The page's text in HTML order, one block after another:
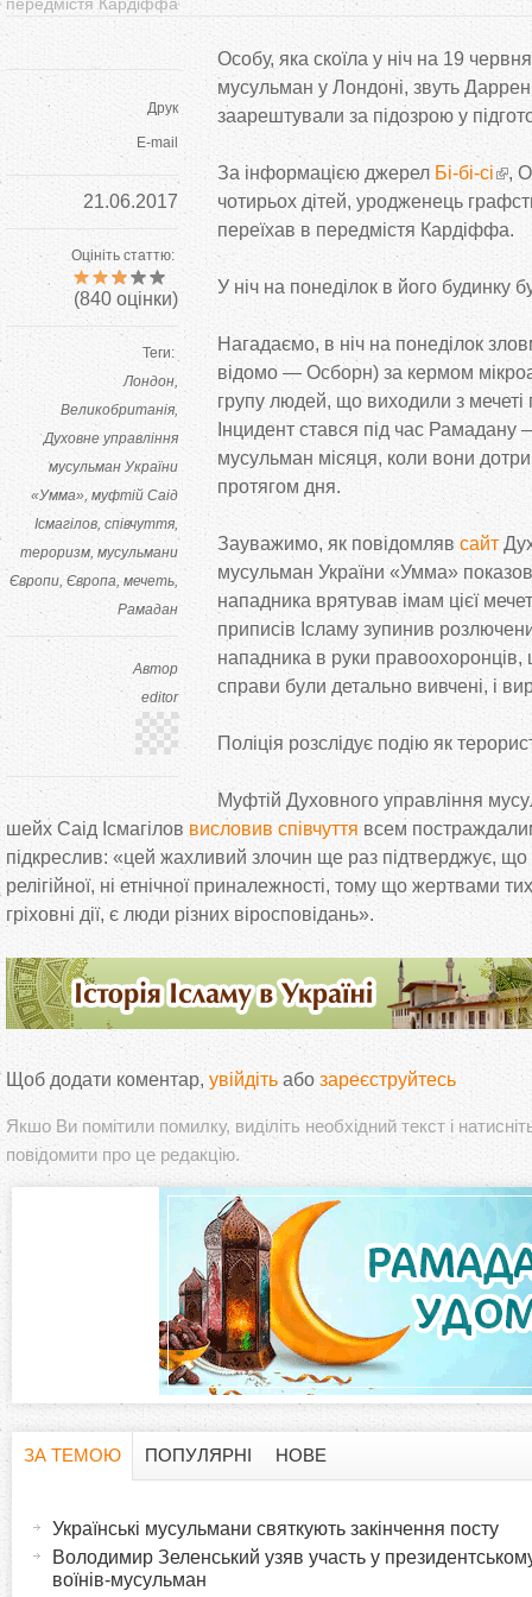
Друк
E-mail
21.06.2017
Оцініть статтю:
(840 оцінки)
Теги:
Лондон
Великобританія
Духовне управління
мусульман України
«Умма» муфтій Саід
Ісмагілов співчуття
тероризм мусульмани
Європи Європа мечеть
Рамадан
Автор
editor
Особу, яка скоїла у ніч на 19
мусульман у Лондоні, звуть
заарештували за підозрою у
За інформацією джерел Бі-бі-сі
,
чотирьох дітей, уродженець
переїхав в передмістя Кардіффа.
У ніч на понеділок в його будинку
Нагадаємо, в ніч на понеділок
відомо — Осборн) за кермом
групу людей, що виходили з мечеті
Інцидент стався під час
мусульман місяця, коли вони
протягом дня.
Зауважимо, як повідомляв сайт
мусульман України «Умма»
нападника врятував імам цієї
приписів Ісламу зупинив
нападника в руки правоохоронців,
справи були детально вивчені, і
Поліція розслідує подію як
Муфтій Духовного управління
шейх Саід Ісмагілов висловив співчуття всем
підкреслив: «цей жахливий злочин ще раз підтверджує,
релігійної, ні етнічної приналежності, тому що жертвами
гріховні дії, є люди різних віросповідань».
Щоб додати коментар, увійдіть або зареєструйтесь
Якшо Ви помітили помилку, виділіть необхідний текст і
повідомити про це редакцію.
ЗА ТЕМОЮ
ПОПУЛЯРНІ НОВЕ
Українські мусульмани святкують закінчення посту
Володимир Зеленський узяв участь у
воїнів-мусульман